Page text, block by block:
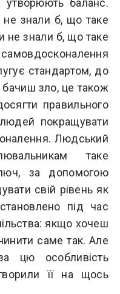
утворюють баланс.
знали б, що таке
не знали б, що таке
стандартом, до
бачиш зло, це також
правильного
покращувати
Людський
таке
за допомогою
свій рівень як
під час
якщо хочеш
саме так. Але
цю особливість
її на щось